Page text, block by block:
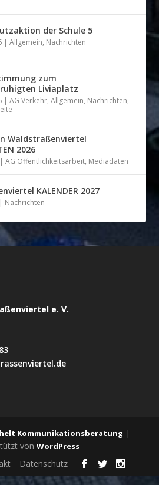
der Schule 5
|Allgemein, Nachrichten
zum
Liviaplatz
|AG Verkehr,Allgemein, Nachrichten,
Waldstraßenviertel
2026
|AG Öffentlichkeitsarbeit, Mediadaten
KALENDER 2027
| Nachrichten
e. V.
Kommunikationsberatung |
von WordPress
Datenschutz